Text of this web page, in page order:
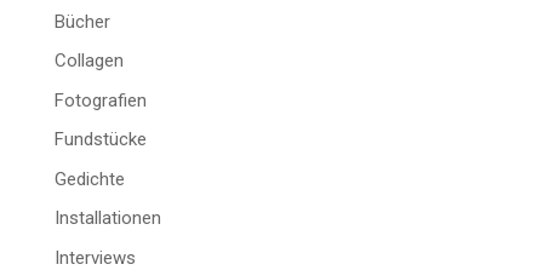
Bücher
Collagen
Fotografien
Fundstücke
Gedichte
Installationen
Interviews